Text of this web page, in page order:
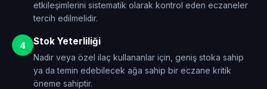
etkileşimlerini sistematik olarak kontrol eden eczaneler
tercih edilmelidir.
4 Stok Yeterliliği
Nadir veya özel ilaç kullananlar için, geniş stoka sahip
ya da temin edebilecek ağa sahip bir eczane kritik
öneme sahiptir.